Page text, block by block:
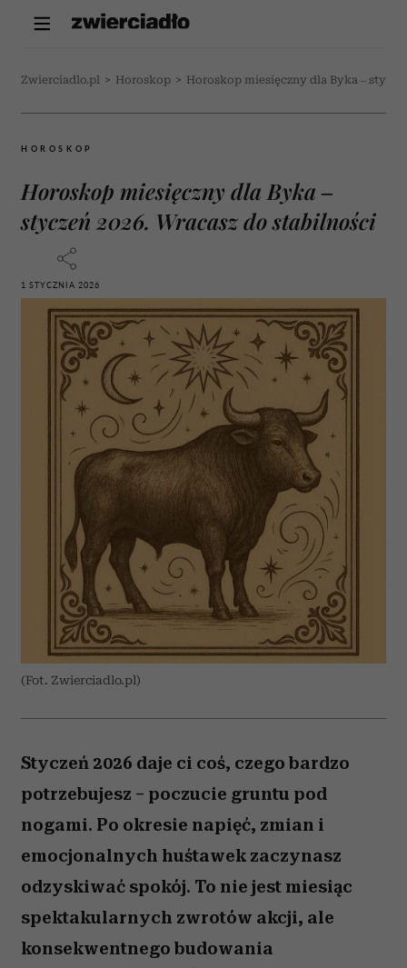
Zwierciadlo.pl > Horoskop > Horoskop miesięczny dla Byka –
HOROSKOP
Horoskop miesięczny dla Byka –
styczeń 2026. Wracasz do stabilności
1 STYCZNIA 2026
(Fot. Zwierciadlo.pl)
Styczeń 2026 daje ci coś, czego bardzo
potrzebujesz – poczucie gruntu pod
nogami. Po okresie napięć, zmian i
emocjonalnych huśtawek zaczynasz
odzyskiwać spokój. To nie jest miesiąc
spektakularnych zwrotów akcji, ale
konsekwentnego budowania